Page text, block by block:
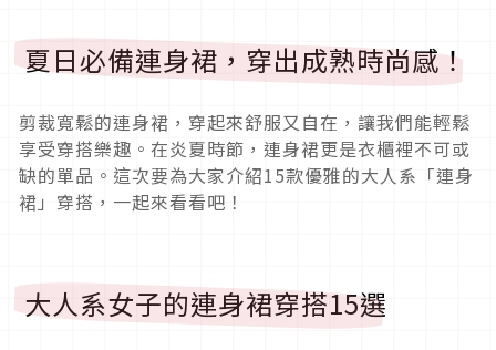
夏日必備連身裙，穿出成熟時尚感！
剪裁寬鬆的連身裙，穿起來舒服又自在，讓我們能輕鬆
享受穿搭樂趣。在炎夏時節，連身裙更是衣櫃裡不可或
缺的單品。這次要為大家介紹15款優雅的大人系「連身
裙」穿搭，一起來看看吧！
大人系女子的連身裙穿搭15選